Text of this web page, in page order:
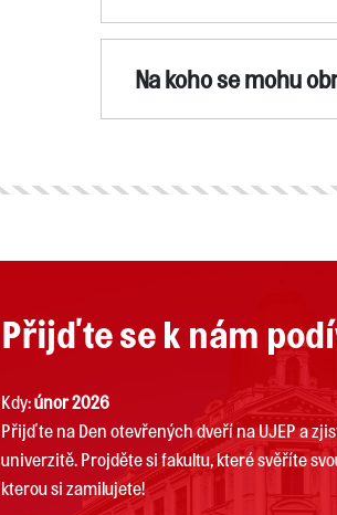
Na koho se mohu
Přijďte se k nám
Kdy:únor 2026
Přijďte na Den otevřených dveří na UJEP a
univerzitě. Projděte si fakultu, které svěříte
kterou si zamilujete!